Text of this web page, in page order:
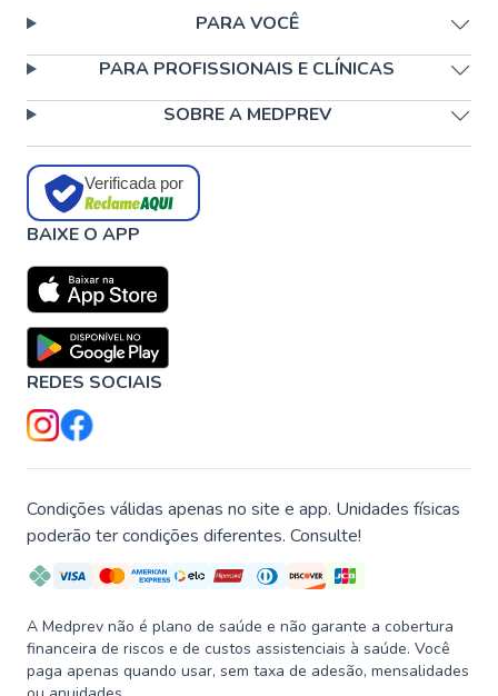
PARA VOCÊ
PARA PROFISSIONAIS E CLÍNICAS
SOBRE A MEDPREV
Verificada por
BAIXE O APP
REDES SOCIAIS
Condições válidas apenas no site e app. Unidades físicas
poderão ter condições diferentes. Consulte!
A Medprev não é plano de saúde e não garante a cobertura
financeira de riscos e de custos assistenciais à saúde. Você
paga apenas quando usar, sem taxa de adesão, mensalidades